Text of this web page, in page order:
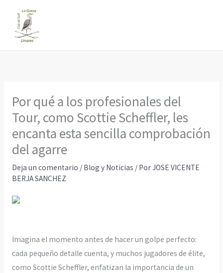
contenido
Por qué a los profesionales del
Tour, como Scottie Scheffler, les
encanta esta sencilla comprobación
del agarre
Deja un comentario / Blog y Noticias / PorJOSE VICENTE
BERJA SANCHEZ
Imagina el momento antes de hacer un golpe perfecto:
cada pequeño detalle cuenta, y muchos jugadores de élite,
como Scottie Scheffler, enfatizan la importancia de un